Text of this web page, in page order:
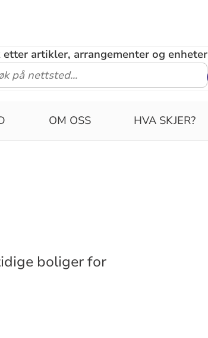
etter artikler, arrangementer og enheter
OM OSS HVA SKJER?
boliger for